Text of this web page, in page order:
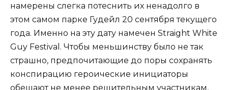
намерены слегка потеснить их ненадолго в
этом самом парке Гудейл 20 сентября текущего
года. Именно на эту дату намечен Straight White
Guy Festival. Чтобы меньшинству было не так
страшно, предпочитающие до поры сохранять
конспирацию героические инициаторы
обещают не менее решительным участникам,